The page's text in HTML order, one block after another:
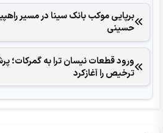
برپایی موکب بانک سینا در مسیر
حسینی
ورود قطعات نیسان ترا به گمرکات؛
ترخیص را آغازکرد